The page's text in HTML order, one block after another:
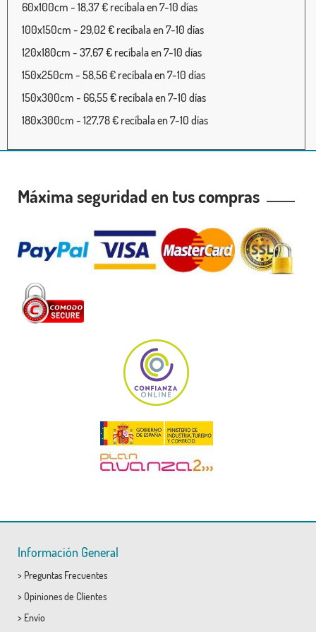
60x100cm - 18,37 € recíbala en 7-10 días
100x150cm - 29,02 € recíbala en 7-10 días
120x180cm - 37,67 € recíbala en 7-10 días
150x250cm - 58,56 € recíbala en 7-10 días
150x300cm - 66,55 € recíbala en 7-10 días
180x300cm - 127,78 € recíbala en 7-10 días
Máxima seguridad en tus compras
Información General
> Preguntas Frecuentes
> Opiniones de Clientes
> Envío